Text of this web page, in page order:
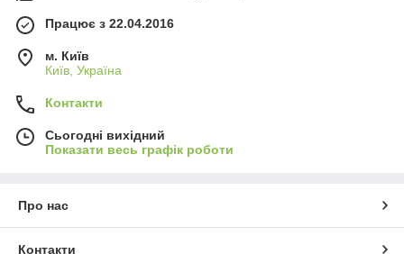
Працює з 22.04.2016
м. Київ
Київ, Україна
Контакти
Сьогодні вихідний
Показати весь графік роботи
Про нас
Контакти